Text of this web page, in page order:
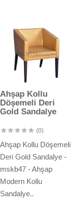
Ahşap Kollu
Döşemeli Deri
Gold Sandalye
(0)
Ahşap Kollu Döşemeli
Deri Gold Sandalye -
mskb47 - Ahşap
Modern Kollu
Sandalye..